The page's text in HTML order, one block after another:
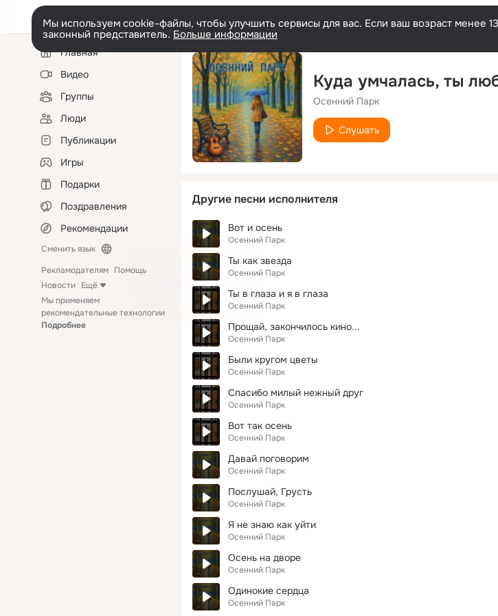
Мы используем cookie-файлы, чтобы улучшить сервисы для вас. Если ваш возраст менее
законный представитель. Больше информации
Левая
колонкаГлавная
Видео
Группы
Люди
Публикации
Игры
Подарки
Поздравления
Рекомендации
Сменить язык
Рекламодателям Помощь
Новости Ещё
Мы применяем
рекомендательные технологии
Подробнее
Куда умчалась, ты
Осенний Парк
Слушать
Другие песни исполнителя
Вот и осень
Осенний Парк
Ты как звезда
Осенний Парк
Ты в глаза и я в глаза
Осенний Парк
Прощай, закончилось кино...
Осенний Парк
Были кругом цветы
Осенний Парк
Спасибо милый нежный друг
Осенний Парк
Вот так осень
Осенний Парк
Давай поговорим
Осенний Парк
Послушай, Грусть
Осенний Парк
Я не знаю как уйти
Осенний Парк
Осень на дворе
Осенний Парк
Одинокие сердца
Осенний Парк